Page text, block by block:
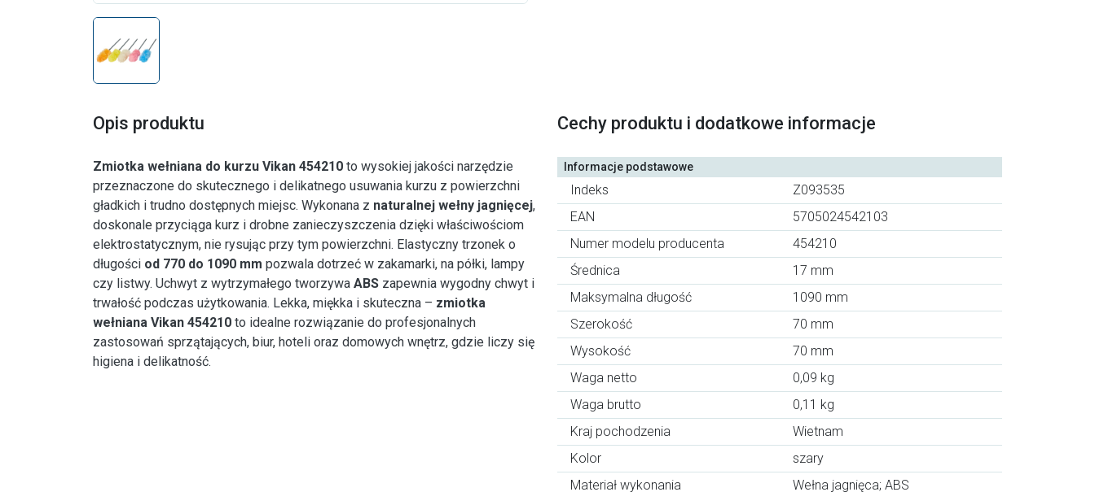
Opis produktu
Zmiotka wełniana do kurzu Vikan 454210 to wysokiej jakości narzędzie
przeznaczone do skutecznego i delikatnego usuwania kurzu z powierzchni
gładkich i trudno dostępnych miejsc. Wykonana z naturalnej wełny jagnięcej,
doskonale przyciąga kurz i drobne zanieczyszczenia dzięki właściwościom
elektrostatycznym, nie rysując przy tym powierzchni. Elastyczny trzonek o
długości od 770 do 1090 mm pozwala dotrzeć w zakamarki, na półki, lampy
czy listwy. Uchwyt z wytrzymałego tworzywa ABS zapewnia wygodny chwyt i
trwałość podczas użytkowania. Lekka, miękka i skuteczna – zmiotka
wełniana Vikan 454210 to idealne rozwiązanie do profesjonalnych
zastosowań sprzątających, biur, hoteli oraz domowych wnętrz, gdzie liczy się
higiena i delikatność.
Cechy produktu i dodatkowe informacje
Informacje podstawowe
Indeks
Z093535
EAN
5705024542103
Numer modelu producenta
454210
Średnica
17 mm
Maksymalna długość
1090 mm
Szerokość
70 mm
Wysokość
70 mm
Waga netto
0,09 kg
Waga brutto
0,11 kg
Kraj pochodzenia
Wietnam
Kolor
szary
Materiał wykonania
Wełna jagnięca; ABS